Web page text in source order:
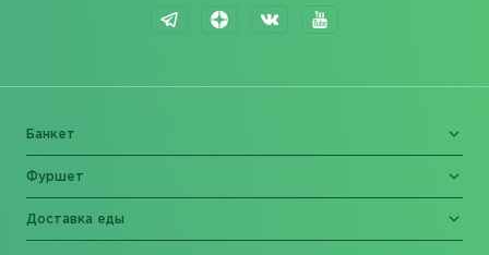
Банкет
Фуршет
Доставка еды